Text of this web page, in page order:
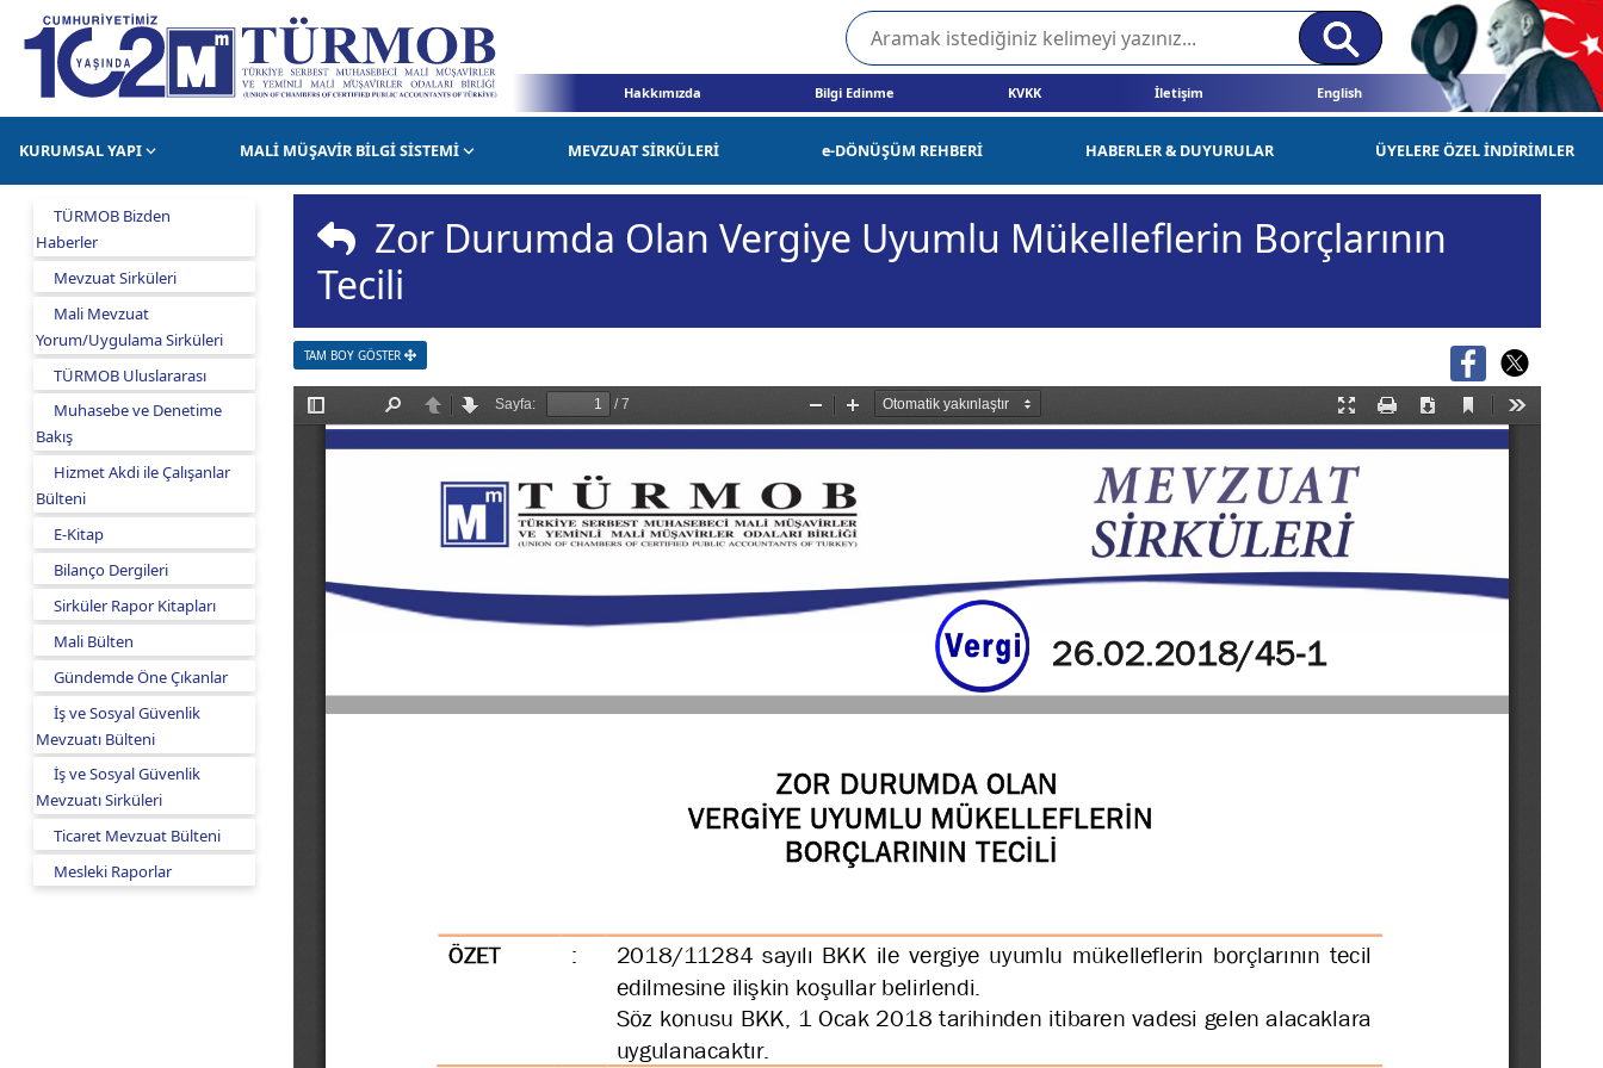
Hakkımızda Bilgi Edinme KVKK İletişim English
KURUMSAL YAPI MALİ MÜŞAVİR BİLGİ SİSTEMİ MEVZUAT SİRKÜLERİ e-DÖNÜŞÜM REHBERİ HABERLER & DUYURULAR ÜYELERE ÖZEL İNDİRİMLER
TÜRMOB Bizden
Haberler
Mevzuat Sirküleri
Mali Mevzuat
Yorum/Uygulama Sirküleri
TÜRMOB Uluslararası
Muhasebe ve Denetime
Bakış
Hizmet Akdi ile Çalışanlar
Bülteni
E-Kitap
Bilanço Dergileri
Sirküler Rapor Kitapları
Mali Bülten
Gündemde Öne Çıkanlar
İş ve Sosyal Güvenlik
Mevzuatı Bülteni
İş ve Sosyal Güvenlik
Mevzuatı Sirküleri
Ticaret Mevzuat Bülteni
Mesleki Raporlar
Zor Durumda Olan Vergiye Uyumlu Mükelleflerin Borçlarının
Tecili
TAM BOY GÖSTER